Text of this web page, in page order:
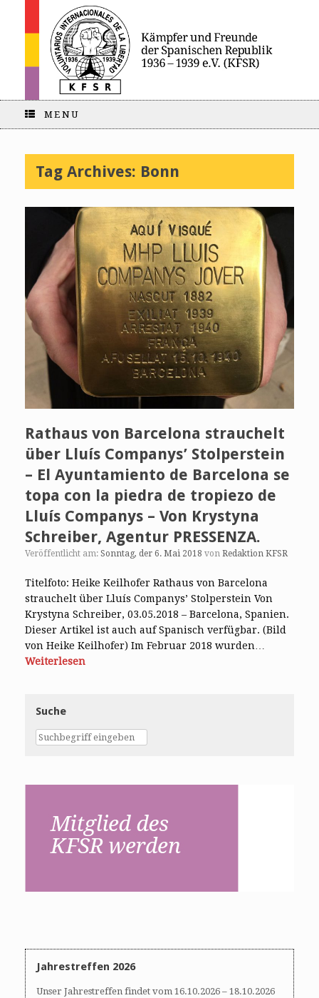
MENU
Tag Archives: Bonn
Rathaus von Barcelona strauchelt
über Lluís Companys’ Stolperstein
– El Ayuntamiento de Barcelona se
topa con la piedra de tropiezo de
Lluís Companys – Von Krystyna
Schreiber, Agentur PRESSENZA.
Veröffentlicht am: Sonntag, der 6. Mai 2018 von Redaktion KFSR
Titelfoto: Heike Keilhofer Rathaus von Barcelona
strauchelt über Lluís Companys’ Stolperstein Von
Krystyna Schreiber, 03.05.2018 – Barcelona, Spanien.
Dieser Artikel ist auch auf Spanisch verfügbar. (Bild
von Heike Keilhofer) Im Februar 2018 wurden…
Weiterlesen
Suche
Jahrestreffen 2026
Unser Jahrestreffen findet vom 16.10.2026 – 18.10.2026